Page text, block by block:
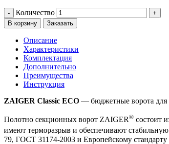
- Количество
+
В корзину
Заказать
Описание
Характеристики
Комплектация
Дополнительно
Преимущества
Инструкция
ZAIGER Classic ECO — бюджетные ворота для
Полотно секционных ворот ZAIGER® состоит
имеют терморазрыв и обеспечивают
79, ГОСТ 31174-2003 и Европейскому